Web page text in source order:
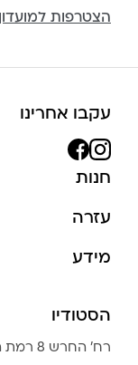
הצטרפות למועדון
עקבו אחרינו
חנות
צמידים
בגדים
אביזרים
עזרה
מידע
שמירה על
הצהרת נגישות
הסטודיו
רח׳ החרש 8 רמת השרון.